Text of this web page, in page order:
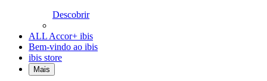
Descobrir
ALL Accor+ ibis
Bem-vindo ao ibis
ibis store
Mais